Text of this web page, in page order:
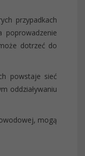
przypadkach
poprowadzenie
dotrzeć do
powstaje sieć
oddziaływaniu
mogą